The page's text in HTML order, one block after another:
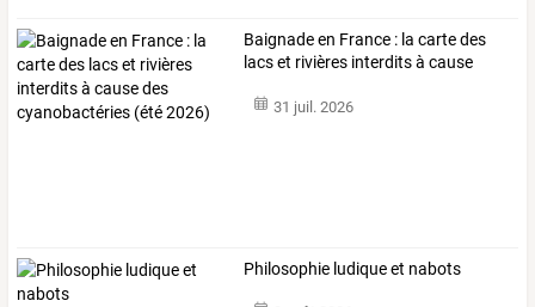
Baignadeen France : la cartedes
lacset rivières interditsà cause
31 juil. 2026
Philosophie ludique et nabots